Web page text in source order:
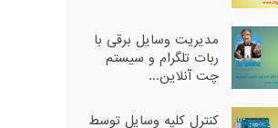
مدیریت وسایل برقی با
ربات تلگرام و سیستم
چت آنلاین...
کنترل کلیه وسایل توسط